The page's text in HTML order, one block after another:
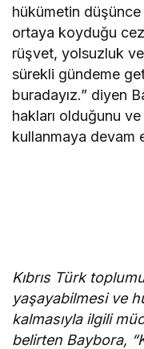
hükümetin
ortaya koyduğu
rüşvet, yolsuzluk
sürekli gündeme
buradayız.” diyen
hakları olduğunu
kullanmaya devam
Kıbrıs Türk
yaşayabilmesi ve
kalmasıyla ilgili
belirten Baybora,